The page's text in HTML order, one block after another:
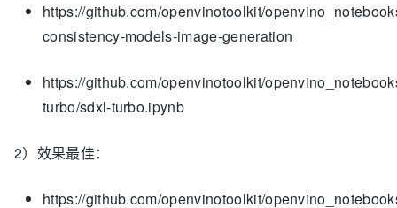
https://github.com/openvinotoolkit/
consistency-models-image-generation
https://github.com/openvinotoolkit/
turbo/sdxl-turbo.ipynb
2）效果最佳：
https://github.com/openvinotoolkit/